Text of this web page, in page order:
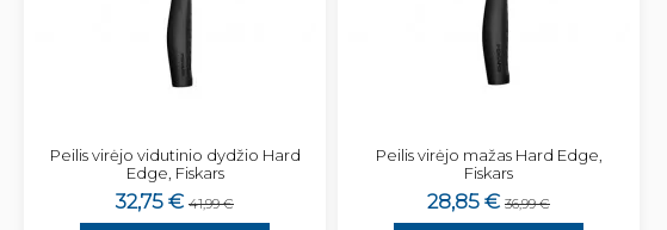
Peilis virėjo vidutinio dydžio Hard
Edge, Fiskars
32,75 € 41,99 €
Peilis virėjo mažas Hard Edge,
Fiskars
28,85 € 36,99 €